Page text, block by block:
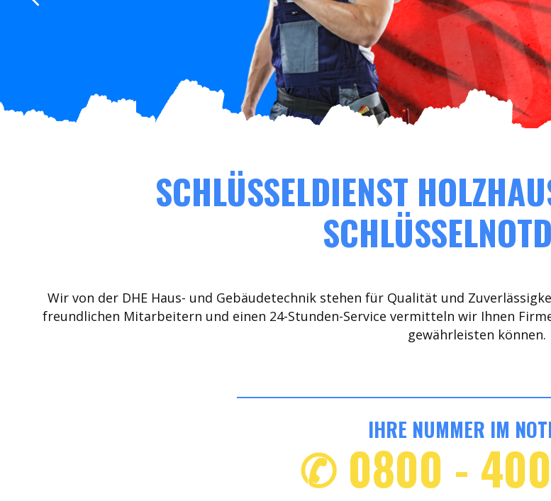
SCHLÜSSELDIENST
Wir von der DHE Haus- und Gebäudetechnik stehen für Qualität und
freundlichen Mitarbeitern und einen 24-Stunden-Service vermitteln wir Ihnen
gewährleisten können.
IHRE NUMMER IM
✆ 0800 - 400